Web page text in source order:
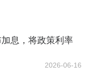
息，将政策利率
2026-06-16